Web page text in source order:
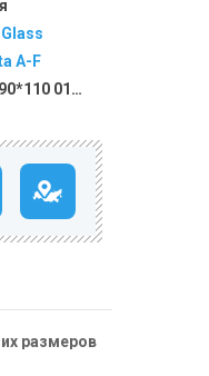
A-F
AFA-F 90*110 01 01
размеров